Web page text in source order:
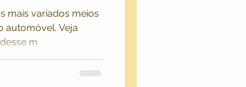
mais variados meios
automóvel. Veja
m